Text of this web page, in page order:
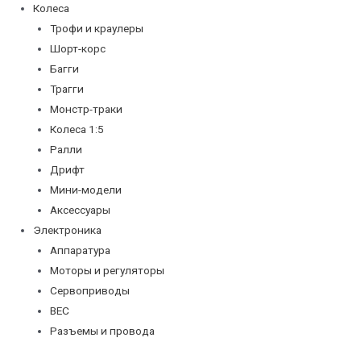
Колеса
Трофи и краулеры
Шорт-корс
Багги
Трагги
Монстр-траки
Колеса 1:5
Ралли
Дрифт
Мини-модели
Аксессуары
Электроника
Аппаратура
Моторы и регуляторы
Сервоприводы
BEC
Разъемы и провода